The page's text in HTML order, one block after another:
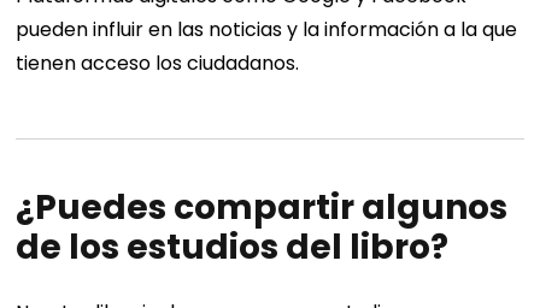
pueden influir en las noticias y la información a la que
tienen acceso los ciudadanos.
¿Puedes compartir algunos
de los estudios del libro?